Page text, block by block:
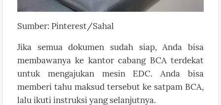
Sumber: Pinterest/Sahal
Jika semua dokumen sudah siap, Anda bisa
membawanya ke kantor cabang BCA terdekat
untuk mengajukan mesin EDC. Anda bisa
memberi tahu maksud tersebut ke satpam BCA,
lalu ikuti instruksi yang selanjutnya.